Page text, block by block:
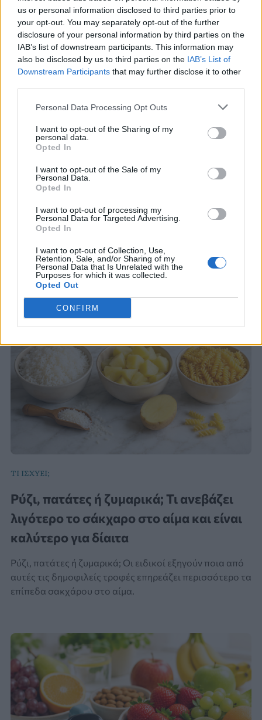
us or personal information disclosed to third parties prior to
your opt-out. You may separately opt-out of the further
disclosure of your personal information by third parties on the
IAB’s list of downstream participants. This information may
also be disclosed by us to third parties on the IAB’s List of
Downstream Participants that may further disclose it to other
Personal Data Processing Opt Outs
I want to opt-out of the Sharing of my
personal data.
Opted In
I want to opt-out of the Sale of my
Personal Data.
Opted In
I want to opt-out of processing my
Personal Data for Targeted Advertising.
Opted In
I want to opt-out of Collection, Use,
Retention, Sale, and/or Sharing of my
Personal Data that Is Unrelated with the
Purposes for which it was collected.
Opted Out
CONFIRM
Ειδικός προειδοποιεί: Αυτή είναι η πιο
επικίνδυνη ώρα της ημέρας για όσους
έχουν διαβήτη – Πώς να προστατευθείτε
Υπάρχει μία συγκεκριμένη ώρα της ημέρας που μπορεί
να δυσκολεύει τη ρύθμιση του σακχάρου στα άτομα με
μπορεί να αντιμετωπιστεί.
ΤΙ ΙΣΧΥΕΙ;
Ρύζι, πατάτες ή ζυμαρικά; Τι ανεβάζει
λιγότερο το σάκχαρο στο αίμα και είναι
καλύτερο για δίαιτα
Ρύζι, πατάτες ή ζυμαρικά; Οι ειδικοί εξηγούν ποια από
αυτές τις δημοφιλείς τροφές επηρεάζει περισσότερο τα
επίπεδα σακχάρου στο αίμα.